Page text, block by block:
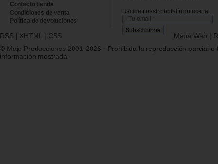
Contacto tienda
Condiciones de venta
Política de devoluciones
Recibe nuestro boletín quincenal.
RSS | XHTML | CSS Mapa Web |
© Majo Producciones 2001-2026 - Prohibida la reproducción parcial o
información mostrada